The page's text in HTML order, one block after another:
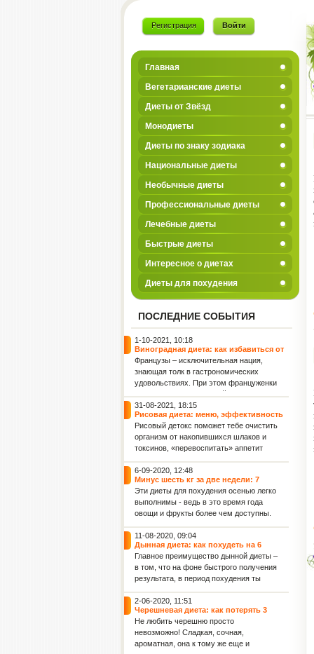
Регистрация Войти
Главная
Вегетарианские диеты
Диеты от Звёзд
Монодиеты
Диеты по знаку зодиака
Национальные диеты
Необычные диеты
Профессиональные диеты
Лечебные диеты
Быстрые диеты
Интересное о диетах
Диеты для похудения
ПОСЛЕДНИЕ СОБЫТИЯ
1-10-2021, 10:18
Виноградная диета: как избавиться от
2 кг лишнего веса всего за 4 дня
Французы – исключительная нация,
знающая толк в гастрономических
удовольствиях. При этом француженки
считаются самыми стройными
женщинами в мире. Поэтому не
удивляет, что именно во Франции
придумали диету для похудения,
включающую такое изысканное и
весьма калорийное лакомство, как
виноград.
31-08-2021, 18:15
Рисовая диета: меню, эффективность
и польза для женского здоровья
Рисовый детокс поможет тебе очистить
организм от накопившихся шлаков и
токсинов, «перевоспитать» аппетит
уйдет), а также обрести фигуру своей
мечты! Данная рисовая диета
рассчитана на 36 дней: 4 этапа по 9
дней каждый.
6-09-2020, 12:48
Минус шесть кг за две недели: 7
эффективных диет осени для фигуры
и укрепления иммунитета
Эти диеты для похудения осенью легко
выполнимы - ведь в это время года
овощи и фрукты более чем доступны.
11-08-2020, 09:04
Дынная диета: как похудеть на 6
килограммов за 7 дней
Главное преимущество дынной диеты –
в том, что на фоне быстрого получения
результата, в период похудения ты
Ведь дыня отлично насыщает.
Кроме того, после дынной диеты ты
отметишь заметное улучшение
упругости кожи и уменьшение
целлюлита.
2-06-2020, 11:51
Черешневая диета: как потерять 3
килограмма всего лишь за 7 дней
Не любить черешню просто
невозможно! Сладкая, сочная,
ароматная, она к тому же еще и